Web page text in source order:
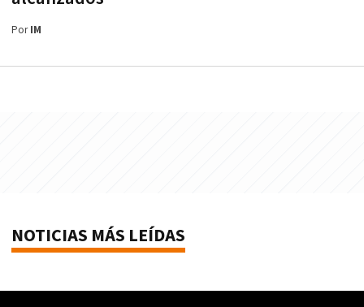
PorIM
NOTICIAS MÁS LEÍDAS